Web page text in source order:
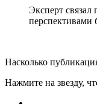
Эксперт
Насколько
Нажмите на звезду,